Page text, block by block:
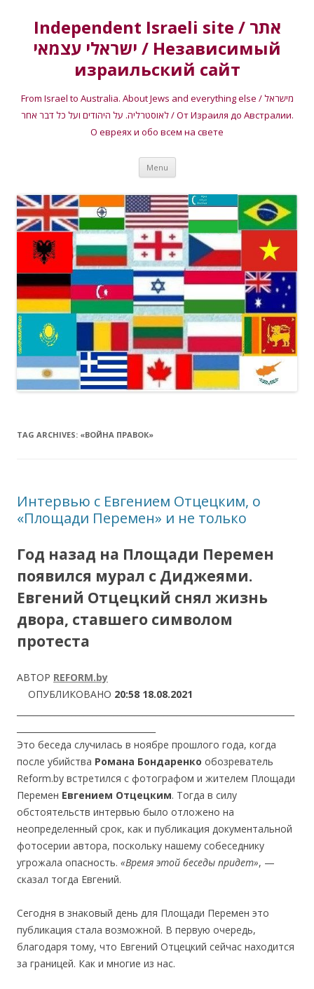
Independent Israeli site / אתר
ישראלי עצמאי / Независимый
израильский сайт
From Israel to Australia. About Jews and everything else / מישראל
לאוסטרליה. על היהודים ועל כל דבר אחר / От Израиля до Австралии.
О евреях и обо всем на свете
Menu Skip
content
TAG ARCHIVES: «ВОЙНА ПРАВОК»
Интервью с Евгением Отцецким, о
«Площади Перемен» и не только
Год назад на Площади Перемен
появился мурал с Диджеями.
Евгений Отцецкий снял жизнь
двора, ставшего символом
протеста
АВТОР REFORM.by
ОПУБЛИКОВАНО 20:58 18.08.2021
Это беседа случилась в ноябре прошлого года, когда
после убийства Романа Бондаренко обозреватель
Reform.by встретился с фотографом и жителем Площади
Перемен Евгением Отцецким. Тогда в силу
обстоятельств интервью было отложено на
неопределенный срок, как и публикация документальной
фотосерии автора, поскольку нашему собеседнику
угрожала опасность. «Время этой беседы придет», —
сказал тогда Евгений.
Сегодня в знаковый день для Площади Перемен это
публикация стала возможной. В первую очередь,
благодаря тому, что Евгений Отцецкий сейчас находится
за границей. Как и многие из нас.